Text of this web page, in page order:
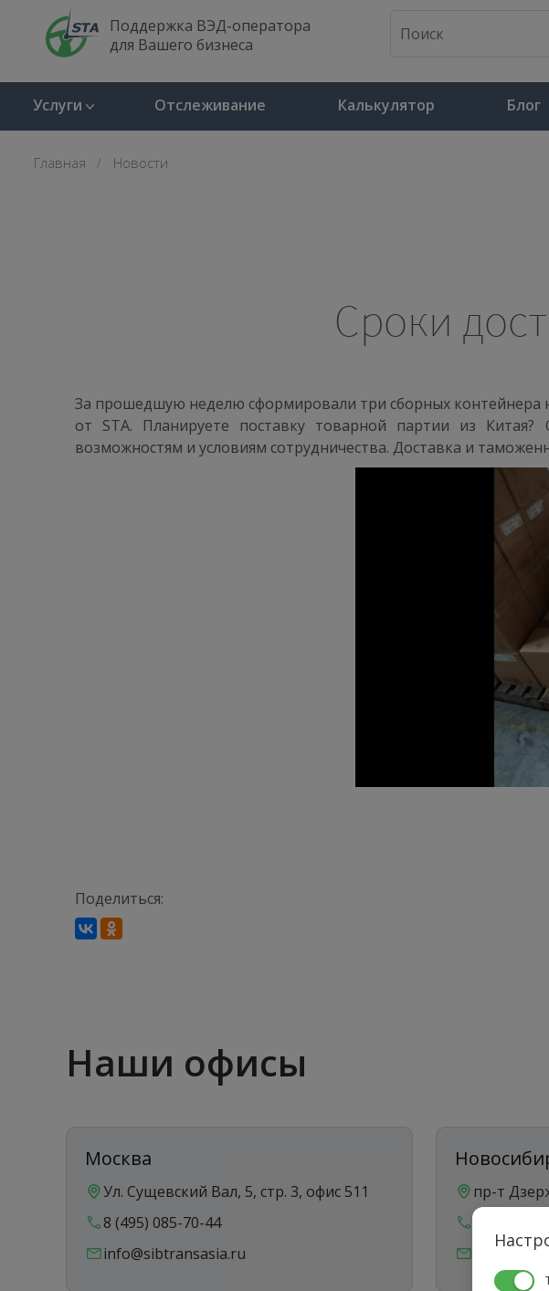
Поддержка ВЭД-оператора
для Вашего бизнеса
Услуги Отслеживание Калькулятор Блог
Главная Новости
Сроки
За прошедшую неделю сформировали три сборных контейнера
от STA. Планируете поставку товарной партии из
возможностям и условиям сотрудничества. Доставка и
Поделиться:
Наши офисы
Москва
Ул. Сущевский Вал, 5, стр. 3, офис 511
8 (495) 085-70-44
info@sibtransasia.ru
пр-т